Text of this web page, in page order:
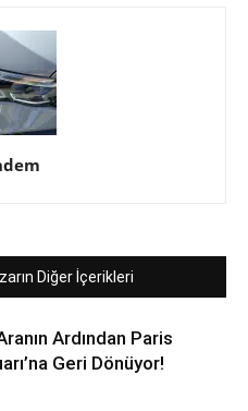
Diğer İçerikleri
Ardından Paris
Geri Dönüyor!